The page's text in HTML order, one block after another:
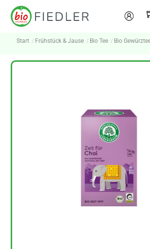
Skip
Mein
Konto
Start Frühstück & Jause Bio Tee Bio